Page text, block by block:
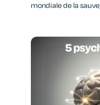
mondiale de la